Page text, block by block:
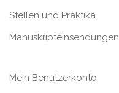
Stellen und Praktika
Manuskripteinsendungen
Mein Benutzerkonto